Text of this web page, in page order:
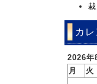
裁
カ
2026年
月
火